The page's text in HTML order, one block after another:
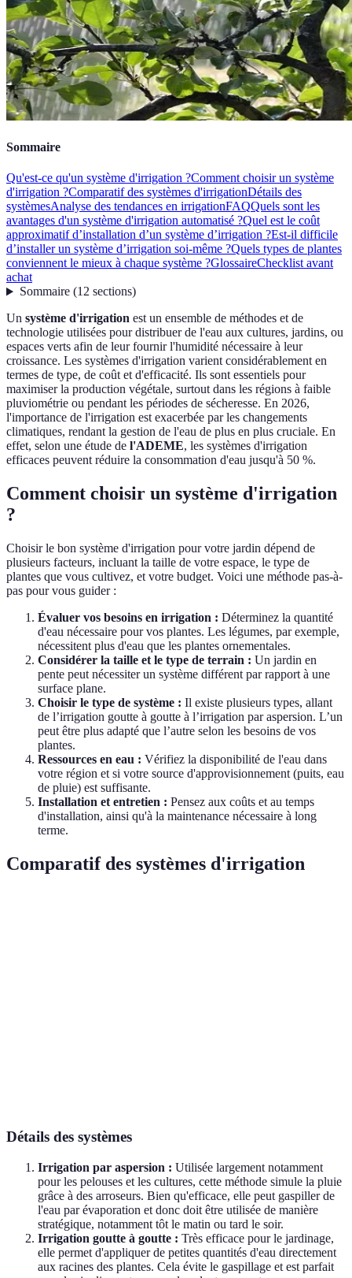
Sommaire
Qu'est-ce qu'un système d'irrigation ?Comment choisir un système
d'irrigation ?Comparatif des systèmes d'irrigationDétails des
systèmesAnalyse des tendances en irrigationFAQQuels sont les
avantages d'un système d'irrigation automatisé ?Quel est le coût
approximatif d’installation d’un système d’irrigation ?Est-il difficile
d’installer un système d’irrigation soi-même ?Quels types de plantes
conviennent le mieux à chaque système ?GlossaireChecklist avant
achat
Sommaire(12 sections)
Un système d'irrigation est un ensemble de méthodes et de
technologie utilisées pour distribuer de l'eau aux cultures, jardins, ou
espaces verts afin de leur fournir l'humidité nécessaire à leur
croissance. Les systèmes d'irrigation varient considérablement en
termes de type, de coût et d'efficacité. Ils sont essentiels pour
maximiser la production végétale, surtout dans les régions à faible
pluviométrie ou pendant les périodes de sécheresse. En 2026,
l'importance de l'irrigation est exacerbée par les changements
climatiques, rendant la gestion de l'eau de plus en plus cruciale. En
effet, selon une étude de l'ADEME, les systèmes d'irrigation
efficaces peuvent réduire la consommation d'eau jusqu'à 50 %.
Comment choisir un système d'irrigation
?
Choisir le bon système d'irrigation pour votre jardin dépend de
plusieurs facteurs, incluant la taille de votre espace, le type de
plantes que vous cultivez, et votre budget. Voici une méthode pas-à-
pas pour vous guider :
Évaluer vos besoins en irrigation : Déterminez la quantité
d'eau nécessaire pour vos plantes. Les légumes, par exemple,
nécessitent plus d'eau que les plantes ornementales.
Considérer la taille et le type de terrain : Un jardin en
pente peut nécessiter un système différent par rapport à une
surface plane.
Choisir le type de système : Il existe plusieurs types, allant
de l’irrigation goutte à goutte à l’irrigation par aspersion. L’un
peut être plus adapté que l’autre selon les besoins de vos
plantes.
Ressources en eau : Vérifiez la disponibilité de l'eau dans
votre région et si votre source d'approvisionnement (puits, eau
de pluie) est suffisante.
Installation et entretien : Pensez aux coûts et au temps
d'installation, ainsi qu'à la maintenance nécessaire à long
terme.
Comparatif des systèmes d'irrigation
Détails des systèmes
Irrigation par aspersion : Utilisée largement notamment
pour les pelouses et les cultures, cette méthode simule la pluie
grâce à des arroseurs. Bien qu'efficace, elle peut gaspiller de
l'eau par évaporation et donc doit être utilisée de manière
stratégique, notamment tôt le matin ou tard le soir.
Irrigation goutte à goutte : Très efficace pour le jardinage,
elle permet d'appliquer de petites quantités d'eau directement
aux racines des plantes. Cela évite le gaspillage et est parfait